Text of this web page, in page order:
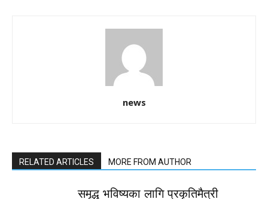
news
RELATED ARTICLES MORE FROM AUTHOR
समृद्ध भविष्यका लागि प्रकृतिमैत्री